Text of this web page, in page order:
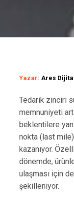
Yazar: Ares
Tedarik zinciri
memnuniyeti
beklentilere
nokta (last
kazanıyor.
dönemde,
ulaşması için
şekilleniyor.